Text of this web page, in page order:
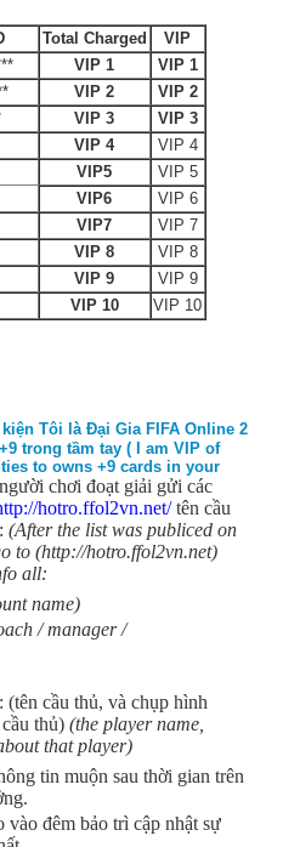
Total Charged
VIP
VIP 1
VIP 1
VIP 2
VIP 2
VIP 3
VIP 3
VIP 4
VIP 4
VIP5
VIP 5
VIP6
VIP 6
VIP7
VIP 7
VIP 8
VIP 8
VIP 9
VIP 9
VIP 10 VIP 10
Tôi là Đại Gia FIFA Online 2
trong tầm tay ( I am VIP of
to owns +9 cards in your
chơi đoạt giải gửi các
hotro.ffol2vn.net/tên cầu
(After the list was publiced on
to (http://hotro.ffol2vn.net)
all:
name)
/ manager /
(tên cầu thủ, và chụp hình
thủ) (the player name,
that player)
tin muộn sau thời gian trên
vào đêm bảo trì cập nhật sự